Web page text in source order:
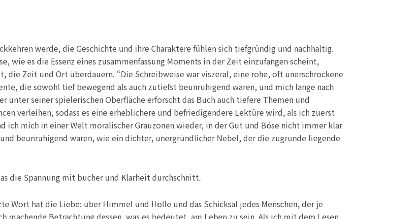
werde, die Geschichte und ihre Charaktere fühlen sich tiefgründig und nachhaltig.
wie es die Essenz eines zusammenfassung Moments in der Zeit einzufangen scheint,
Zeit und Ort überdauern. “Die Schreibweise war viszeral, eine rohe, oft unerschrockene
die sowohl tief bewegend als auch zutiefst beunruhigend waren, und mich lange nach
seiner spielerischen Oberfläche erforscht das Buch auch tiefere Themen und
verleihen, sodass es eine erheblichere und befriedigendere Lektüre wird, als ich zuerst
ich mich in einer Welt moralischer Grauzonen wieder, in der Gut und Böse nicht immer klar
beunruhigend waren, wie ein dichter, unergründlicher Nebel, der die zugrunde liegende
die Spannung mit bucher und Klarheit durchschnitt.
Wort hat die Liebe: über Himmel und Hölle und das Schicksal jedes Menschen, der je
Betrachtung dessen, was es bedeutet, am Leben zu sein. Als ich mit dem Lesen